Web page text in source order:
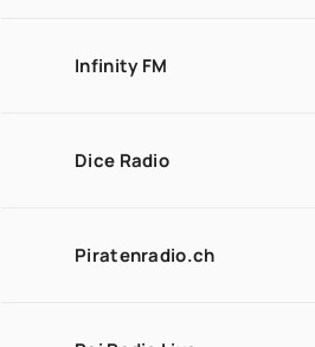
Infinity FM
Dice Radio
Piratenradio.ch